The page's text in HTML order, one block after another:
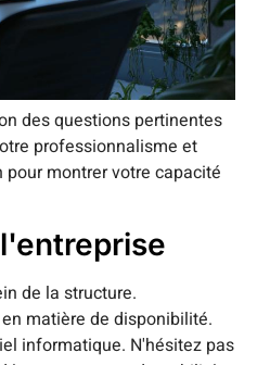
des questions pertinentes
professionnalisme et
montrer votre capacité
de la structure.
matière de disponibilité.
informatique. N'hésitez pas